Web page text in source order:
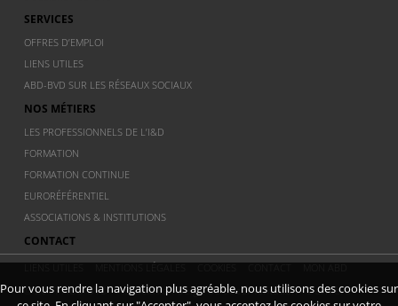
SERVICES
OFFRES D’EMPLOI
LIENS UTILES
ABD-BVD SUR LES RÉSEAUX SOCIAUX
NOS MÉTIERS
LES PROFESSIONNELS DE L’I&D
FORMATION
FORMATION CONTINUE
EURORÉFÉRENTIEL
ASSOCIATIONS & INSTITUTIONS
CONTACT
© 2011 ABD BVD - Association Belge de documentation - Dernière
Pour vous rendre la navigation plus agréable, nous utilisons des cookies sur